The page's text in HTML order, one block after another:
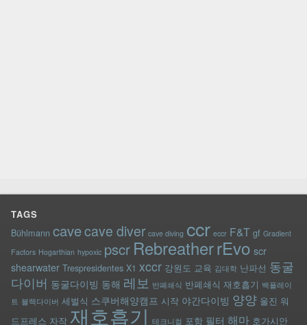
TAGS
Bühlmann cavecave diver cave diving ccr eccr F&T gf Gradient
Factors Hogarthian hypoxic pscr RebreatherrEvo scr
shearwater Trespresidentes X1 xccr 강원도 교육 김대학 난파선 동굴
다이버 동굴다이빙 동해 레보 반폐쇄식 반폐쇄식 재호흡기 백플레이
트 블랙다이버 세벌식 스쿠버해양캠프 시작 야간다이빙 양양 울진 워
드프레스 자작 재호흡기 테크니컬 포항 필터 해마 호가시안